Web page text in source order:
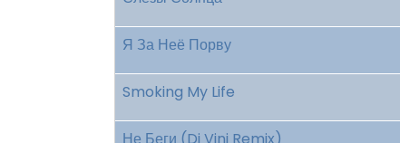
Я За Неё Порву
Smoking My Life